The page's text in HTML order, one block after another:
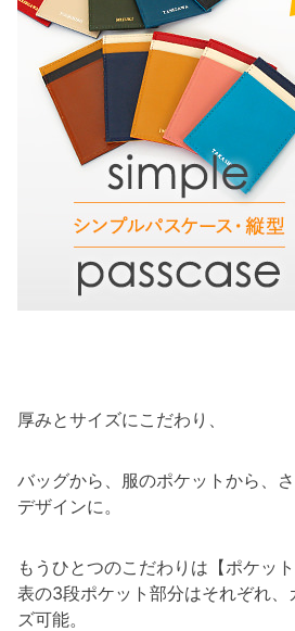
厚みとサイズにこだわり、
バッグから、服のポケットから、
デザインに。
もうひとつのこだわりは【ポケット
表の3段ポケット部分はそれぞれ、
ズ可能。